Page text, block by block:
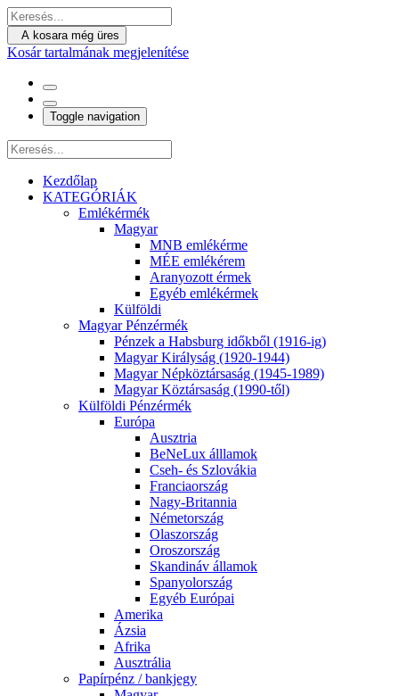
A kosara még üres
Kosár tartalmának megjelenítése
Toggle navigation
Kezdőlap
KATEGÓRIÁK
Emlékérmék
Magyar
MNB emlékérme
MÉE emlékérem
Aranyozott érmek
Egyéb emlékérmek
Külföldi
Magyar Pénzérmék
Pénzek a Habsburg időkből (1916-ig)
Magyar Királyság (1920-1944)
Magyar Népköztársaság (1945-1989)
Magyar Köztársaság (1990-től)
Külföldi Pénzérmék
Európa
Ausztria
BeNeLux álllamok
Cseh- és Szlovákia
Franciaország
Nagy-Britannia
Németország
Olaszország
Oroszország
Skandináv államok
Spanyolország
Egyéb Európai
Amerika
Ázsia
Afrika
Ausztrália
Papírpénz / bankjegy